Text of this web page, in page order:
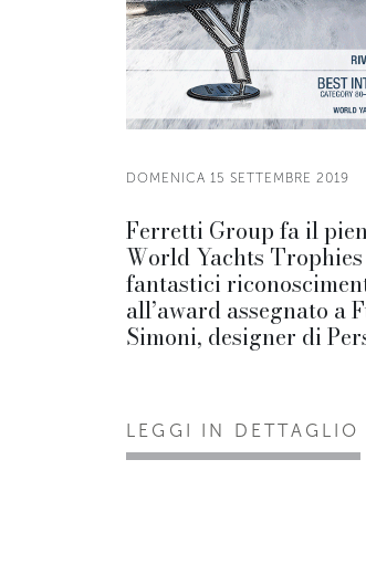
DOMENICA 15 SETTEMBRE 2019
Ferretti Group fa il
World Yachts
fantastici
all’award assegnato a
Simoni, designer di
LEGGI IN DETTAGLIO